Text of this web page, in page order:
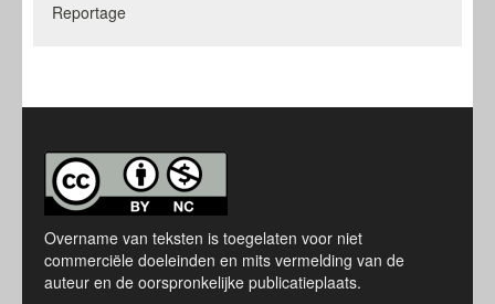
Reportage
Overname van teksten is toegelaten voor niet
commerciële doeleinden en mits vermelding van de
auteur en de oorspronkelijke publicatieplaats.